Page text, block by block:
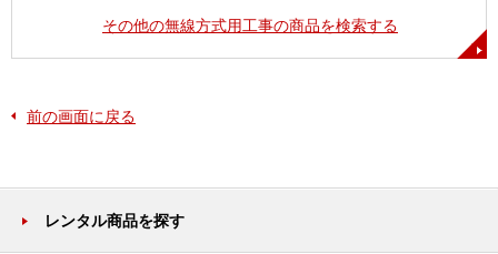
その他の無線方式用工事の商品を検索する
前の画面に戻る
レンタル商品を探す